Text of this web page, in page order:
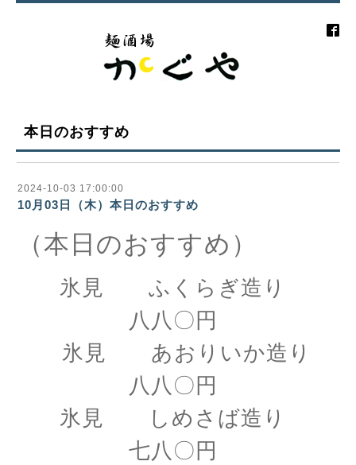
本日のおすすめ
2024-10-03 17:00:00
10月03日（木）本日のおすすめ
（本日のおすすめ）
氷見 ふくらぎ造り
八八〇円
氷見 あおりいか造り
八八〇円
氷見 しめさば造り
七八〇円